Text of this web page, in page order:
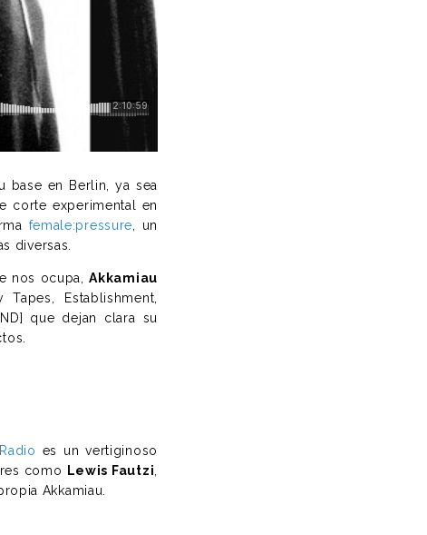
base en Berlin, ya sea
corte experimental en
female:pressure, un
diversas.
nos ocupa,Akkamiau
Establishment,
que dejan clara su
es un vertiginoso
como
Lewis Fautzi,
Akkamiau.